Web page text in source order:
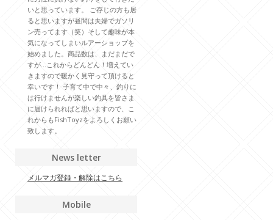
いと思っています。 ご存じの方も居
ると思いますが昼間は夫婦でガソリ
ン売ってます（笑）そして趣味が本
気になってしまいルアーショップを
始めました。商品数は、まだまだで
すが…これからどんどん！増えてい
きますので暖かく見守って頂けると
幸いです！ 子育て中で中々、釣りに
は行けませんが楽しい釣具を皆さま
に届けられればと思いますので、こ
れからもFishToyzをよろしくお願い
致します。
News letter
メルマガ登録・解除はこちら
Mobile